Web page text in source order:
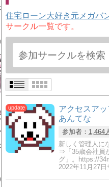
住宅ローン大好き元メガバ
サークル一覧です。
アクセスア
あんてな
参加者： 1,464
新しく管理人に
⇒「35歳会社員
グ」。https://
2022年11月27